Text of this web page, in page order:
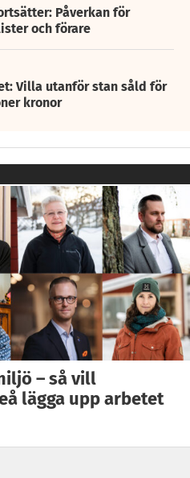
Påverkan för
och förare
Villa utanför stan såld för
kronor
– så vill
lägga upp arbetet